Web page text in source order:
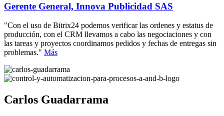
Gerente General, Innova Publicidad SAS
"Con el uso de Bitrix24 podemos verificar las ordenes y estatus de
producción, con el CRM llevamos a cabo las negociaciones y con
las tareas y proyectos coordinamos pedidos y fechas de entregas sin
problemas." Más
Carlos Guadarrama